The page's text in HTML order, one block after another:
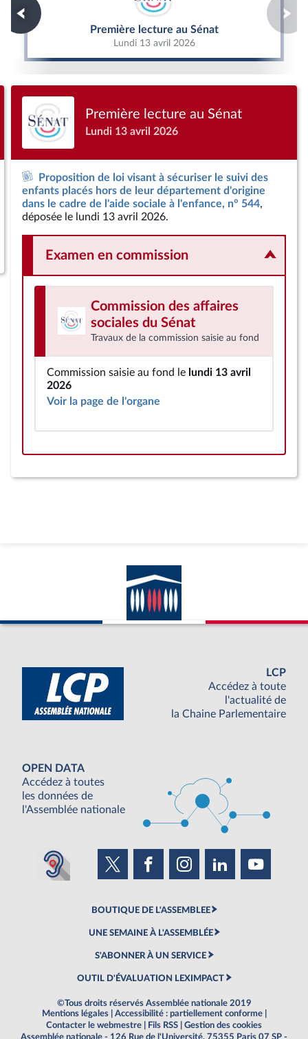
Première lecture au Sénat
Lundi 13 avril 2026
Première lecture au Sénat
Première lecture au Sénat
Lundi 13 avril 2026
Proposition de loi visant à sécuriser le suivi des
enfants placés hors de leur département d'origine
dans le cadre de l'aide sociale à l'enfance, n° 544,
déposée le lundi 13 avril 2026.
Examen en commission
Commission des affaires
sociales du Sénat
Travaux de la commission saisie au fond
Commission saisie au fond le lundi 13 avril
2026
Voir la page de l'organe
LCP
Accédez à toute
l'actualité de
la Chaine Parlementaire
OPEN DATA
Accédez à toutes
les données de
l'Assemblée nationale
BOUTIQUE DE L'ASSEMBLEE
UNE SEMAINE À L'ASSEMBLÉE
S'ABONNER À UN SERVICE
OUTIL D'ÉVALUATION LEXIMPACT
©Tous droits réservés Assemblée nationale 2019
Mentions légales
Accessibilité : partiellement conforme
Contacter le webmestre
Fils RSS
Gestion des cookies
Assemblée nationale - 126 Rue de l'Université, 75355 Paris 07 SP -